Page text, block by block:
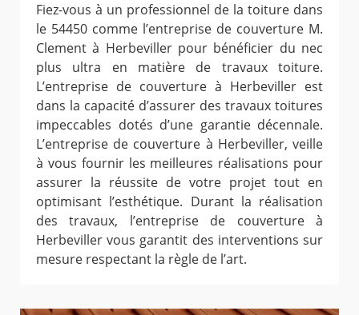
Fiez-vous à un professionnel de la toiture dans
le 54450 comme l’entreprise de couverture M.
Clement à Herbeviller pour bénéficier du nec
plus ultra en matière de travaux toiture.
L’entreprise de couverture à Herbeviller est
dans la capacité d’assurer des travaux toitures
impeccables dotés d’une garantie décennale.
L’entreprise de couverture à Herbeviller, veille
à vous fournir les meilleures réalisations pour
assurer la réussite de votre projet tout en
optimisant l’esthétique. Durant la réalisation
des travaux, l’entreprise de couverture à
Herbeviller vous garantit des interventions sur
mesure respectant la règle de l’art.